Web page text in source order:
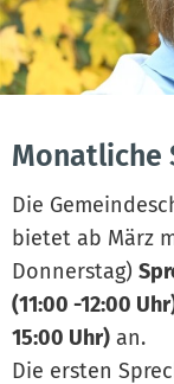
Monatliche
Die
bietet ab März
Donnerstag)
(11:00 -12:00
15:00 Uhr) an.
Die ersten